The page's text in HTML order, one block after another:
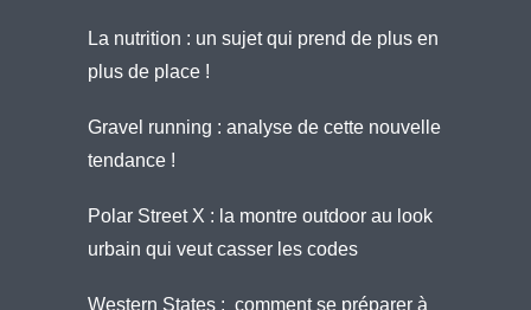
La nutrition : un sujet qui prend de plus en
plus de place !
Gravel running : analyse de cette nouvelle
tendance !
Polar Street X : la montre outdoor au look
urbain qui veut casser les codes
Western States : comment se préparer à